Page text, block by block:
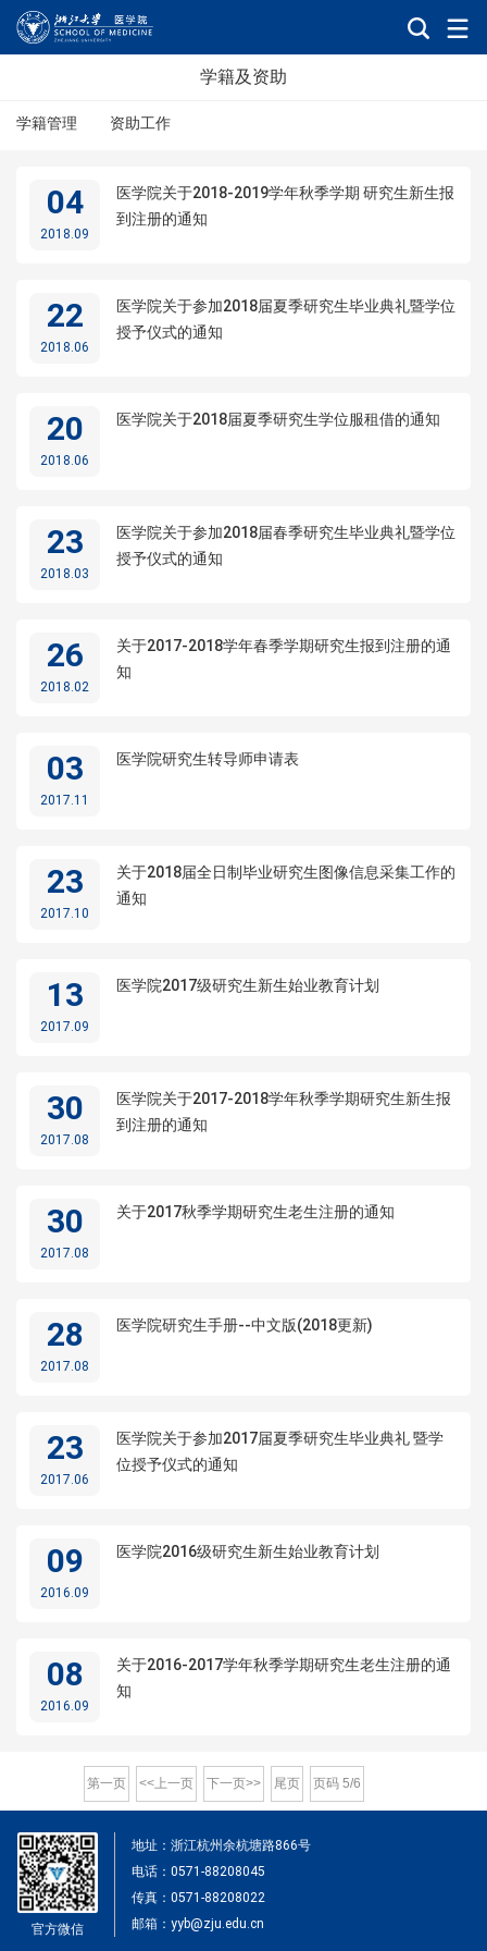
学籍及资助
学籍管理 资助工作
04
2018.09
医学院关于2018-2019学年秋季学期 研究生新生报
到注册的通知
22
2018.06
医学院关于参加2018届夏季研究生毕业典礼暨学位
授予仪式的通知
20
2018.06
医学院关于2018届夏季研究生学位服租借的通知
23
2018.03
医学院关于参加2018届春季研究生毕业典礼暨学位
授予仪式的通知
26
2018.02
关于2017-2018学年春季学期研究生报到注册的通
知
03
2017.11
医学院研究生转导师申请表
23
2017.10
关于2018届全日制毕业研究生图像信息采集工作的
通知
13
2017.09
医学院2017级研究生新生始业教育计划
30
2017.08
医学院关于2017-2018学年秋季学期研究生新生报
到注册的通知
30
2017.08
关于2017秋季学期研究生老生注册的通知
28
2017.08
医学院研究生手册--中文版(2018更新)
23
2017.06
医学院关于参加2017届夏季研究生毕业典礼 暨学
位授予仪式的通知
09
2016.09
医学院2016级研究生新生始业教育计划
08
2016.09
关于2016-2017学年秋季学期研究生老生注册的通
知
第一页 <<上一页 下一页>> 尾页 页码 5/6
官方微信
地址：浙江杭州余杭塘路866号
电话：0571-88208045
传真：0571-88208022
邮箱：yyb@zju.edu.cn